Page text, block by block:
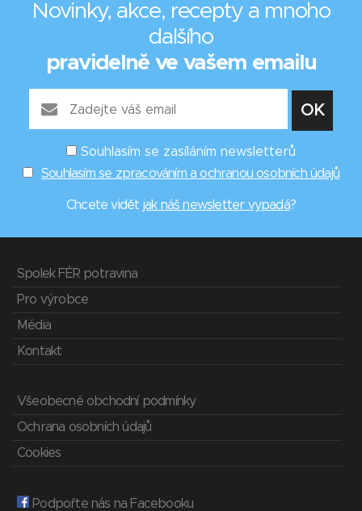
Novinky, akce, recepty a mnoho
dalšího
pravidelně ve vašem emailu
Souhlasím se zasíláním newsletterů
Souhlasím se zpracováním a ochranou osobních údajů
Chcete vidět jak náš newsletter vypadá?
Spolek FÉR potravina
Pro výrobce
Média
Kontakt
Všeobecné obchodní podmínky
Ochrana osobních údajů
Cookies
Podpořte nás na Facebooku